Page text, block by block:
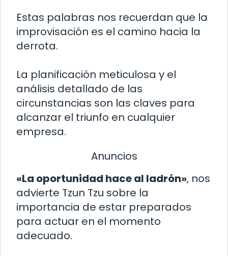
Estas palabras nos recuerdan que la
improvisación es el camino hacia la
derrota.
La planificación meticulosa y el
análisis detallado de las
circunstancias son las claves para
alcanzar el triunfo en cualquier
empresa.
Anuncios
«La oportunidad hace al ladrón», nos
advierte Tzun Tzu sobre la
importancia de estar preparados
para actuar en el momento
adecuado.